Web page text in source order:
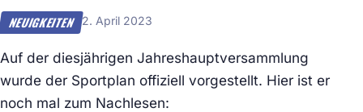
NEUIGKEITEN 2. April 2023
Auf der diesjährigen Jahreshauptversammlung
wurde der Sportplan offiziell vorgestellt. Hier ist er
noch mal zum Nachlesen: